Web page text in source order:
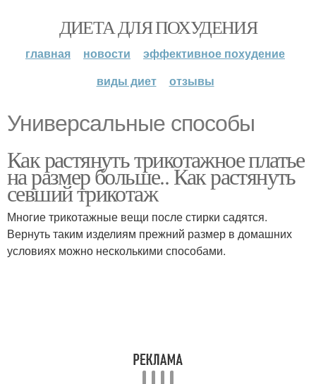
ДИЕТА ДЛЯ ПОХУДЕНИЯ
главная новости
эффективное похудение
виды диет
отзывы
Универсальные способы
Как растянуть трикотажное платье
на размер больше.. Как растянуть
севший трикотаж
Многие трикотажные вещи после стирки садятся.
Вернуть таким изделиям прежний размер в домашних
условиях можно несколькими способами.